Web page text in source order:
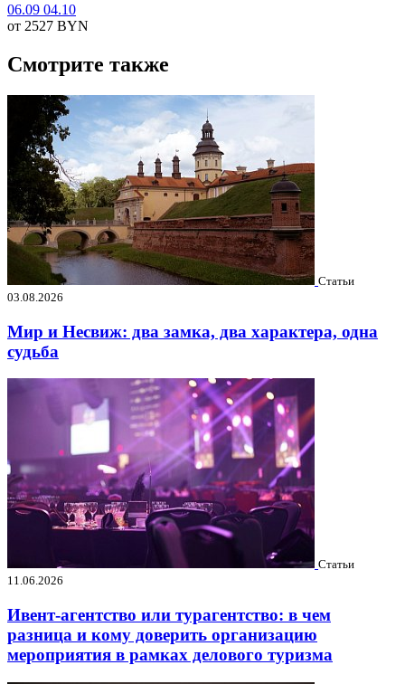
06.09 04.10
от 2527 BYN
Смотрите также
Статьи
03.08.2026
Мир и Несвиж: два замка, два характера, одна
судьба
Статьи
11.06.2026
Ивент-агентство или турагентство: в чем
разница и кому доверить организацию
мероприятия в рамках делового туризма